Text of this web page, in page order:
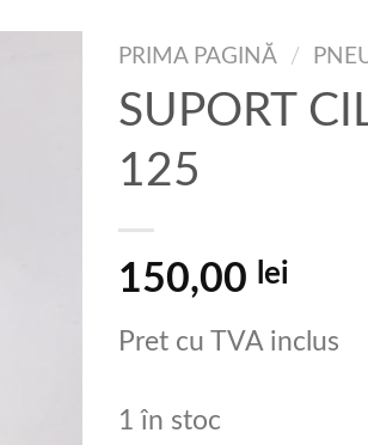
PRIMA PAGINĂ /
SUPORT
125
150,00 lei
Pret cu TVA inclus
1 în stoc